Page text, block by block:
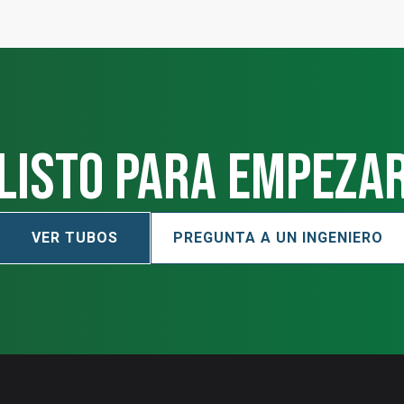
para
VER TUBOS PREGUNTA A UN INGENIERO